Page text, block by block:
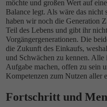
möchte und großen Wert auf
Balance legt. Als wäre das
haben wir noch die Generation
Teil des Lebens und gibt ihr
Vorgängergenerationen. Die
die Zukunft des Einkaufs,
und Schwächen zu kennen. Alle
Aufgabe machen, offen zu sein
Kompetenzen zum Nutzen aller
Fortschritt und